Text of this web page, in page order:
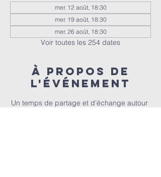
mer. 12 août, 18:30
mer. 19 août, 18:30
mer. 26 août, 18:30
Voir toutes les 254 dates
À propos de
l'événement
Un temps de partage et d’échange autour